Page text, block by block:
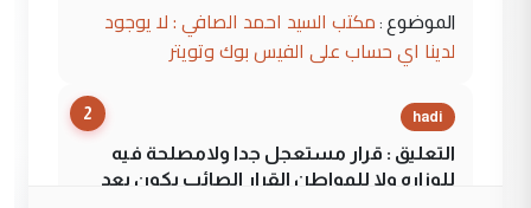
الموضوع : مكتب السيد احمد الصافي : لا يوجود
لدينا اي حساب على الفيس بوك وتويتر
2 hadi
التعليق : قرار مستعجل جدا ولامصلحة فيه
للوزاره ولا للمواطن القرار الصائب يكون بعد